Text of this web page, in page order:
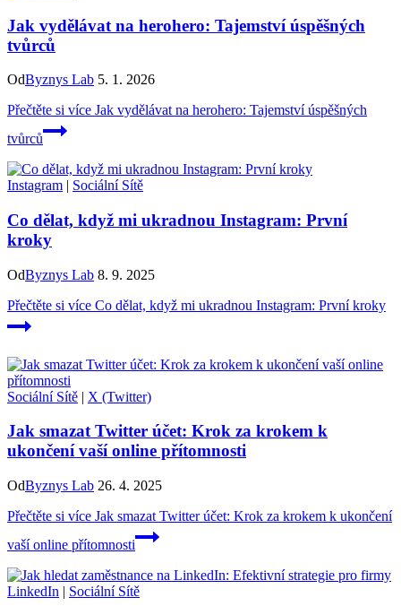
Jak vydělávat na herohero: Tajemství úspěšných
tvůrců
OdByznys Lab 5. 1. 2026
Přečtěte si více Jak vydělávat na herohero: Tajemství úspěšných
tvůrců
Instagram | Sociální Sítě
Co dělat, když mi ukradnou Instagram: První
kroky
OdByznys Lab 8. 9. 2025
Přečtěte si více Co dělat, když mi ukradnou Instagram: První kroky
Sociální Sítě | X (Twitter)
Jak smazat Twitter účet: Krok za krokem k
ukončení vaší online přítomnosti
OdByznys Lab 26. 4. 2025
Přečtěte si více Jak smazat Twitter účet: Krok za krokem k ukončení
vaší online přítomnosti
LinkedIn | Sociální Sítě